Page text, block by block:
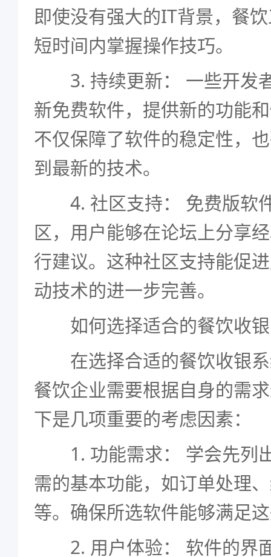
即使没有强大的IT背景，餐
短时间内掌握操作技巧。
3. 持续更新： 一些开发
新免费软件，提供新的功能
不仅保障了软件的稳定性，
到最新的技术。
4. 社区支持： 免费版软
区，用户能够在论坛上分享
行建议。这种社区支持能促
动技术的进一步完善。
如何选择适合的餐饮收银
在选择合适的餐饮收银系
餐饮企业需要根据自身的需
下是几项重要的考虑因素：
1. 功能需求： 学会先列
需的基本功能，如订单处理
等。确保所选软件能够满足
2. 用户体验： 软件的界